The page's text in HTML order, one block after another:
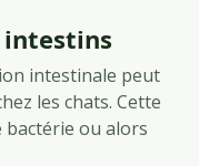
intestinale peut
les chats. Cette
ou alors